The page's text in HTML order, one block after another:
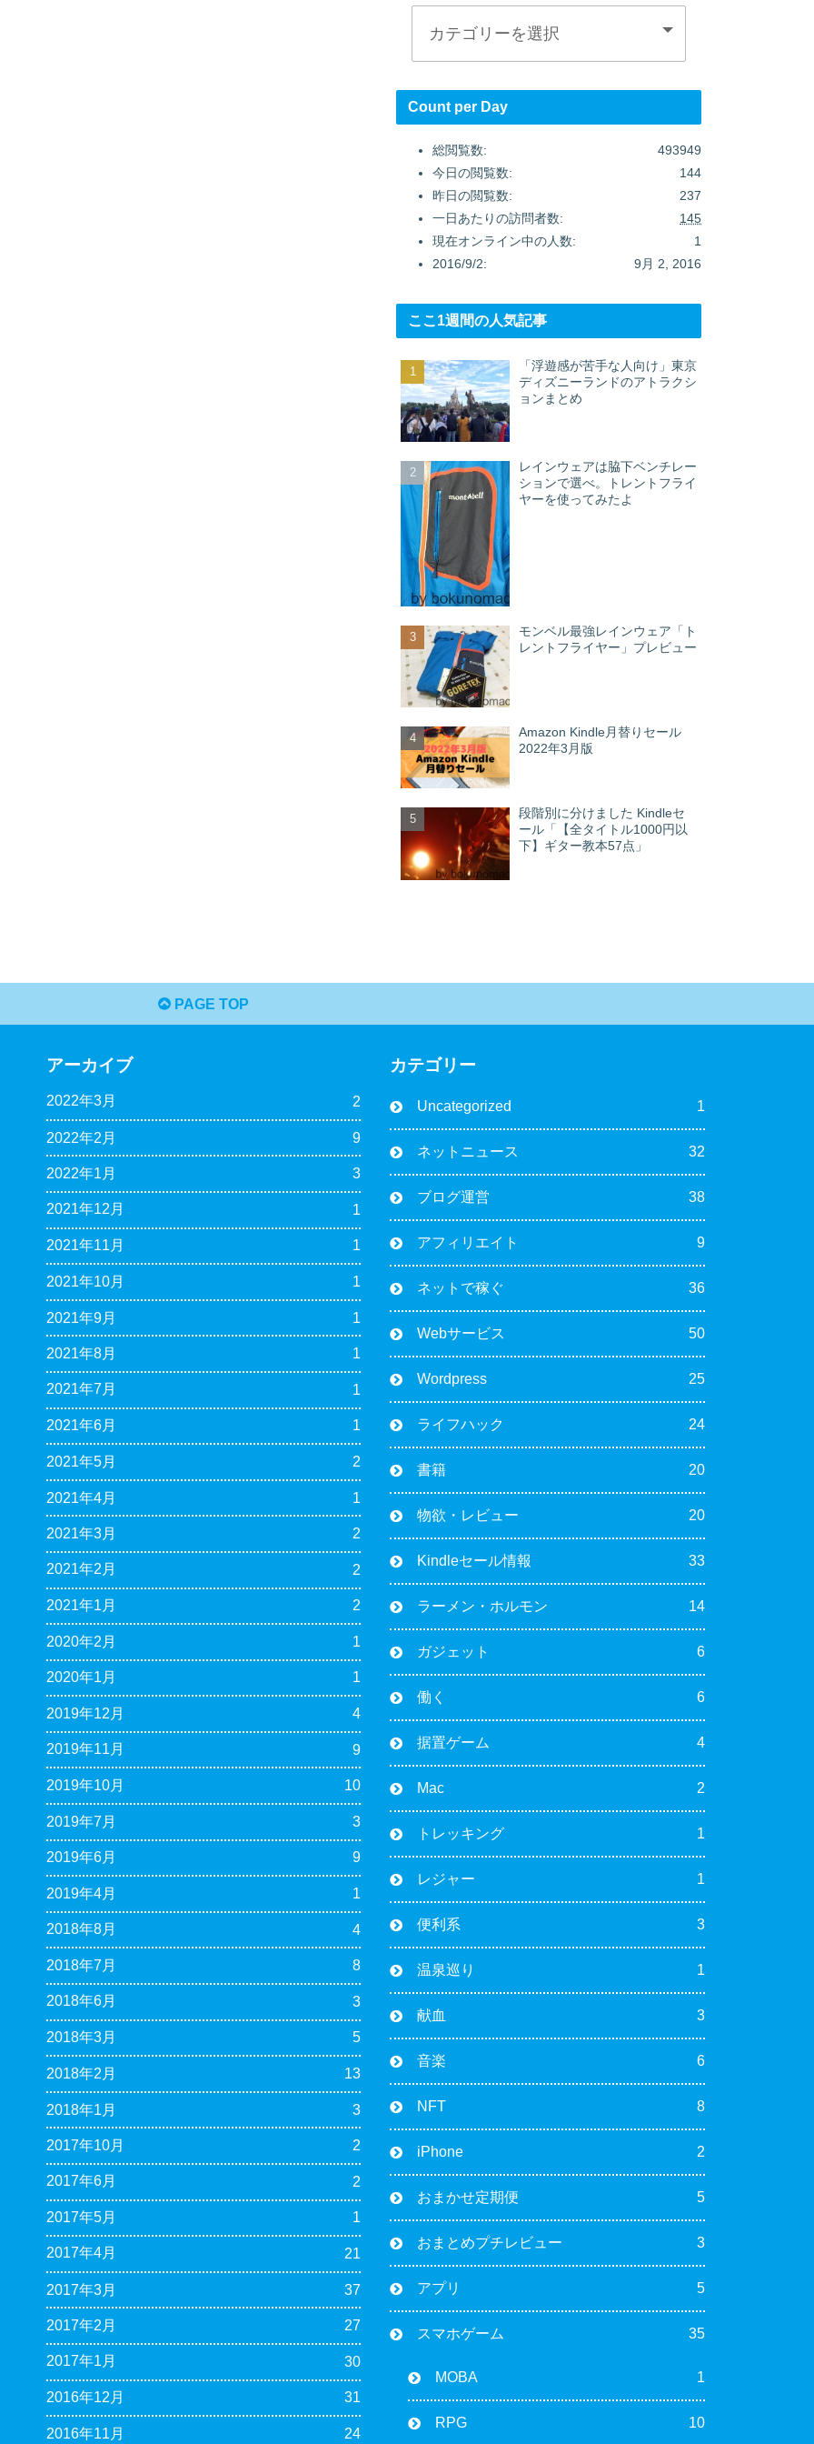
Count per Day
493949
総閲覧数:
144
今日の閲覧数:
237
昨日の閲覧数:
145
一日あたりの訪問者数:
1
現在オンライン中の人数:
9月 2, 2016
2016/9/2:
ここ1週間の人気記事
「浮遊感が苦手な人向け」東京
ディズニーランドのアトラクシ
ョンまとめ
レインウェアは脇下ベンチレー
ションで選べ。トレントフライ
ヤーを使ってみたよ
モンベル最強レインウェア「ト
レントフライヤー」プレビュー
Amazon Kindle月替りセール
2022年3月版
段階別に分けました Kindleセ
ール「【全タイトル1000円以
下】ギター教本57点」
PAGE TOP
アーカイブ
2022年3月 2
2022年2月 9
2022年1月 3
2021年12月 1
2021年11月 1
2021年10月 1
2021年9月 1
2021年8月 1
2021年7月 1
2021年6月 1
2021年5月 2
2021年4月 1
2021年3月 2
2021年2月 2
2021年1月 2
2020年2月 1
2020年1月 1
2019年12月 4
2019年11月 9
2019年10月 10
2019年7月 3
2019年6月 9
2019年4月 1
2018年8月 4
2018年7月 8
2018年6月 3
2018年3月 5
2018年2月 13
2018年1月 3
2017年10月 2
2017年6月 2
2017年5月 1
2017年4月 21
2017年3月 37
2017年2月 27
2017年1月 30
2016年12月 31
2016年11月 24
カテゴリー
Uncategorized 1
ネットニュース 32
ブログ運営 38
アフィリエイト 9
ネットで稼ぐ 36
Webサービス 50
Wordpress 25
ライフハック 24
書籍 20
物欲・レビュー 20
Kindleセール情報 33
ラーメン・ホルモン 14
ガジェット 6
働く 6
据置ゲーム 4
Mac 2
トレッキング 1
レジャー 1
便利系 3
温泉巡り 1
献血 3
音楽 6
NFT 8
iPhone 2
おまかせ定期便 5
おまとめプチレビュー 3
アプリ 5
スマホゲーム 35
MOBA 1
RPG 10